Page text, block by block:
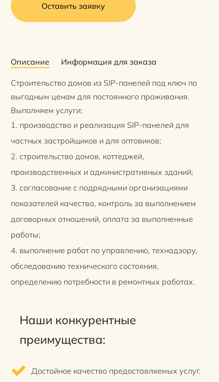
Оставить заявку
Описание Информация для заказа
Строительство домов из SIP-панелей под ключ по
выгодным ценам для постоянного проживания.
Выполняем услуги:
производство и реализация SIP-панелей для
частных застройщиков и для оптовиков;
строительство домов, коттеджей,
производственных и административных зданий;
согласование с подрядными организациями
показателей качества, контроль за выполнением
договорных отношений, оплата за выполненные
работы;
выполнение работ по управлению, технадзору,
обследованию технического состояния,
определению потребности в ремонтных работах.
Наши конкурентные
преимущества:
Достойное качество предоставляемых услуг.